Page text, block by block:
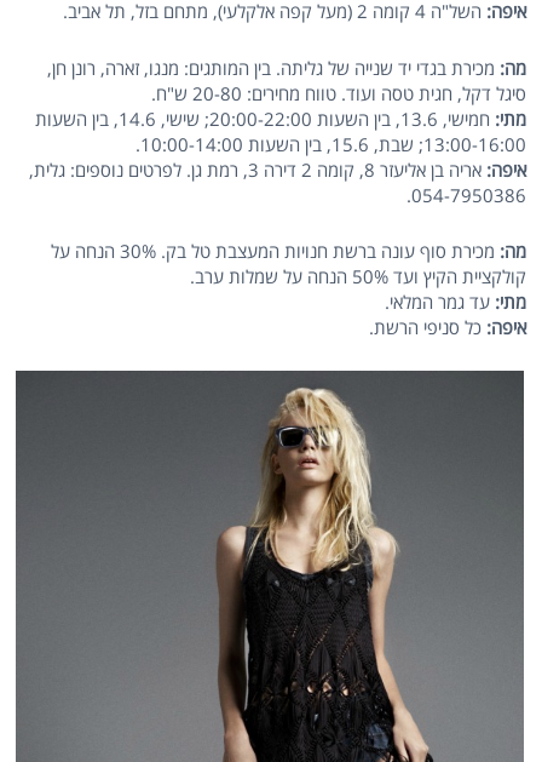
איפה: השל"ה 4 קומה 2 (מעל קפה אלקלעי), מתחם בזל, תל אביב.
מה: מכירת בגדי יד שנייה של גליתה. בין המותגים: מנגו, זארה, רונן חן,
סיגל דקל, חגית טסה ועוד. טווח מחירים: 20-80 ש"ח.
מתי:
חמישי, 13.6, בין השעות 20:00-22:00; שישי, 14.6, בין השעות
13:00-16:00; שבת, 15.6, בין השעות 10:00-14:00.
איפה:
אריה בן אליעזר 8, קומה 2 דירה 3, רמת גן. לפרטים נוספים: גלית,
054-7950386.
מה:
מכירת סוף עונה ברשת חנויות המעצבת טל בק. 30% הנחה על
קולקציית הקיץ ועד 50% הנחה על שמלות ערב.
מתי:עד גמר המלאי.
איפה:כל סניפי הרשת.